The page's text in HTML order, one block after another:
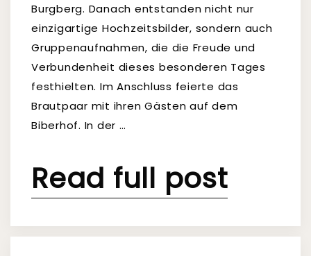
Burgberg. Danach entstanden nicht nur
einzigartige Hochzeitsbilder, sondern auch
Gruppenaufnahmen, die die Freude und
Verbundenheit dieses besonderen Tages
festhielten. Im Anschluss feierte das
Brautpaar mit ihren Gästen auf dem
Biberhof. In der …
Read full post